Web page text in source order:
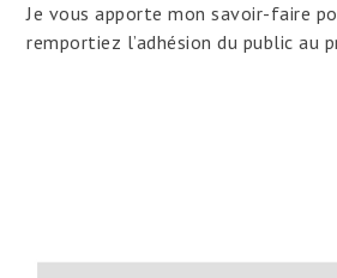
Je vous apporte mon savoir-faire
remportiez l’adhésion du public au